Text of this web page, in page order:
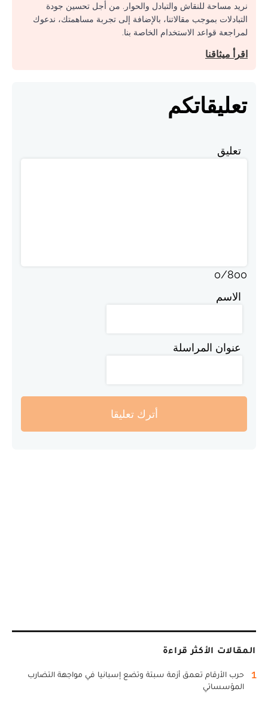
نريد مساحة للنقاش والتبادل والحوار. من أجل تحسين جودة
التبادلات بموجب مقالاتنا، بالإضافة إلى تجربة مساهمتك، ندعوك
لمراجعة قواعد الاستخدام الخاصة بنا.
اقرأ ميثاقنا
تعليقاتكم
تعليق
0/800
الاسم
عنوان المراسلة
أترك تعليقا
المقالات الأكثر قراءة
1
حرب الأرقام تعمق أزمة سبتة وتضع إسبانيا في مواجهة التضارب
المؤسساتي